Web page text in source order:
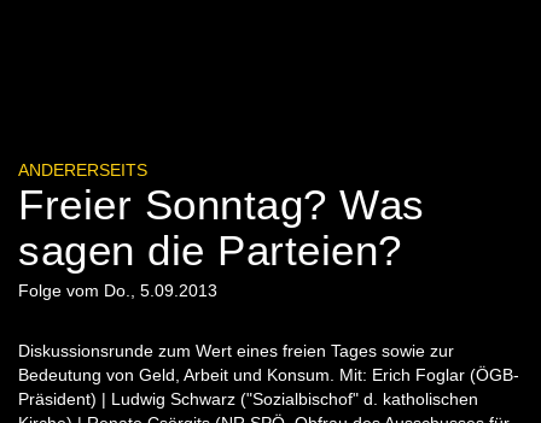
ANDERERSEITS
Freier Sonntag? Was
sagen die Parteien?
Folge vom Do., 5.09.2013
Diskussionsrunde zum Wert eines freien Tages sowie zur
Bedeutung von Geld, Arbeit und Konsum. Mit: Erich Foglar (ÖGB-
Präsident) | Ludwig Schwarz ("Sozialbischof" d. katholischen